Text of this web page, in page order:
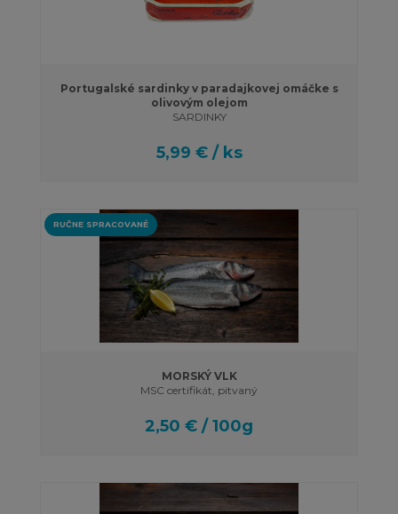
Portugalské sardinky v paradajkovej omáčke s
olivovým olejom
SARDINKY
5,99 € / ks
RUČNE SPRACOVANÉ
MORSKÝ VLK
MSC certifikát, pitvaný
2,50 € / 100g